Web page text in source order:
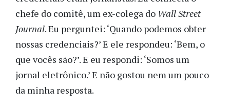
chefe do comitê, um ex-colega do Wall Street
Journal. Eu perguntei: ‘Quando podemos obter
nossas credenciais?’ E ele respondeu: ‘Bem, o
que vocês são?’. E eu respondi: ‘Somos um
jornal eletrônico.’ E não gostou nem um pouco
da minha resposta.